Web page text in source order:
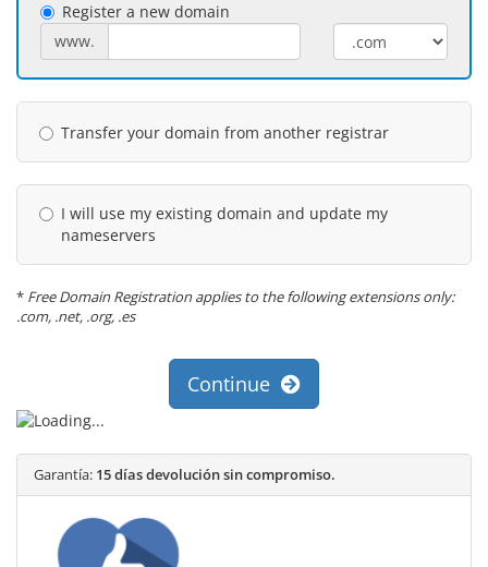
Register a new domain
www.
Transfer your domain from another registrar
I will use my existing domain and update my
nameservers
* Free Domain Registration applies to the following extensions only:
.com, .net, .org, .es
Continue
Garantía: 15 días devolución sin compromiso.